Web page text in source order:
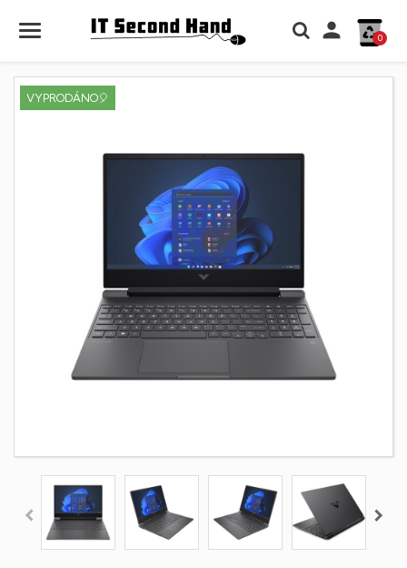
 0
VYPRODÁNO🎈